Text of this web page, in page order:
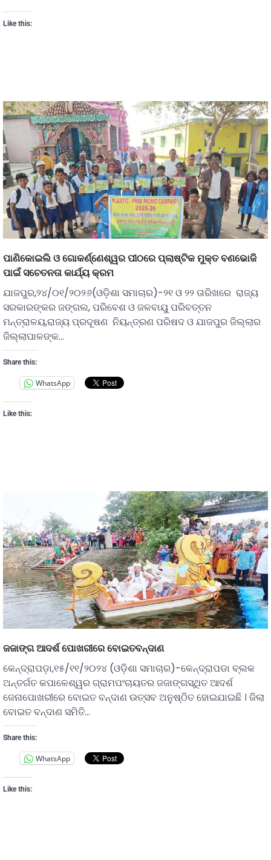
Like this:
ପାଣିକୋଇଲି ଓ ଗୋକର୍ଣ୍ଣେଶ୍ୱର ପୀଠରେ ପ୍ଲାଷ୍ଟିକ ମୁକ୍ତ ବଣଭୋଜି
ପାଇଁ ସଚେତନତା କାର୍ଯ୍ୟ କ୍ରମ
ଯାଜପୁର,୨୪/୦୧/୨୦୨୬(ଓଡ଼ିଶା ସମାଚାର)-୨୧ ଓ ୨୨ ତାରିଖରେ ରାଜ୍ୟ
ସରକାରଙ୍କର ଜଙ୍ଗଲ, ପରିବେଶ ଓ ଜଳବାୟୁ ପରିବତ୍ତନ
ମନ୍ତ୍ରାଳୟ,ରାଜ୍ୟ ପ୍ରଦୂଷଣ ନିୟନ୍ତ୍ରଣ ପରିଷଦ ଓ ଯାଜପୁର ଜିଲ୍ଲାର
ଜିଲ୍ଲାପାଳଙ୍କ…
Share this:
WhatsApp
Like this:
ଜଜାଙ୍ଗ ଆଦର୍ଶ ପୋଖରୀରେ ବୋଇତବନ୍ଦାଣ
କେନ୍ଦ୍ରାପଡ଼ା,୧୫/୧୧/୨୦୨୪ (ଓଡ଼ିଶା ସମାଚାର)-କେନ୍ଦ୍ରାପଡା ବ୍ଲକ
ଅନ୍ତର୍ଗତ କପାଳେଶ୍ୱର ଗ୍ରାମପଂଚାୟତର ଜଜାଙ୍ଗସ୍ଥିତ ଆଦର୍ଶ
ଜେନାପୋଖରୀରେ ବୋଇତ ବନ୍ଦାଣ ଉତ୍ସବ ଅନୁଷ୍ଠିତ ହୋଇଯାଇଛି । ଜିଲା
ବୋଇତ ବନ୍ଦାଣ ସମିତି…
Share this:
WhatsApp
Like this: